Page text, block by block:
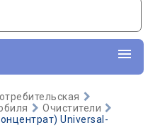
Очистители
Universal-